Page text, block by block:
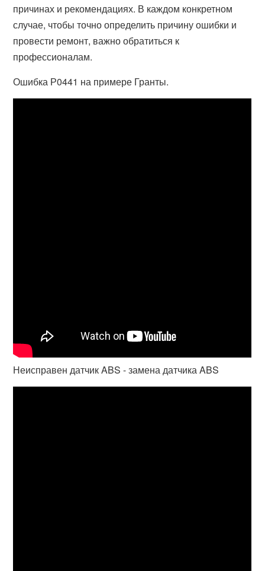
причинах и рекомендациях. В каждом конкретном
случае, чтобы точно определить причину ошибки и
провести ремонт, важно обратиться к
профессионалам.
Ошибка Р0441 на примере Гранты.
Неисправен датчик ABS - замена датчика ABS